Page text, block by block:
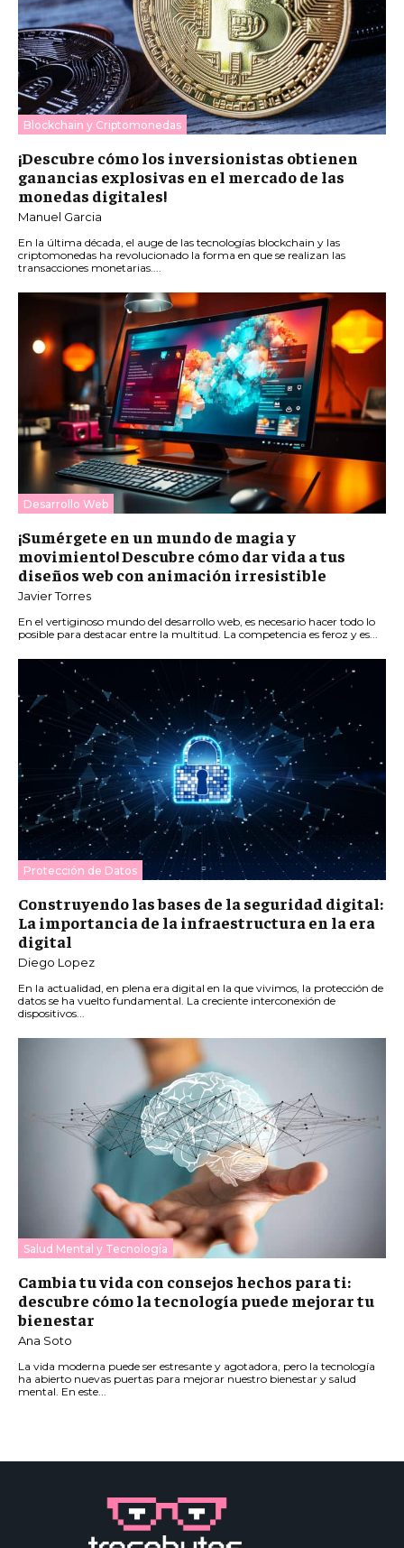
Blockchain y Criptomonedas
¡Descubre cómo los inversionistas obtienen
ganancias explosivas en el mercado de las
monedas digitales!
Manuel Garcia
En la última década, el auge de las tecnologías blockchain y las
criptomonedas ha revolucionado la forma en que se realizan las
transacciones monetarias....
Desarrollo Web
¡Sumérgete en un mundo de magia y
movimiento! Descubre cómo dar vida a tus
diseños web con animación irresistible
Javier Torres
En el vertiginoso mundo del desarrollo web, es necesario hacer todo lo
posible para destacar entre la multitud. La competencia es feroz y es...
Protección de Datos
Construyendo las bases de la seguridad digital:
La importancia de la infraestructura en la era
digital
Diego Lopez
En la actualidad, en plena era digital en la que vivimos, la protección de
datos se ha vuelto fundamental. La creciente interconexión de
dispositivos...
Salud Mental y Tecnología
Cambia tu vida con consejos hechos para ti:
descubre cómo la tecnología puede mejorar tu
bienestar
Ana Soto
La vida moderna puede ser estresante y agotadora, pero la tecnología
ha abierto nuevas puertas para mejorar nuestro bienestar y salud
mental. En este...